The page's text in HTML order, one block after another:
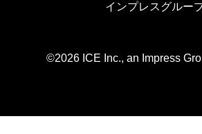
インプレスグルー
©2026 ICE Inc., an Impress